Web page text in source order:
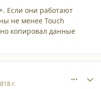
Если они работают
не менее Touch
копировал данные
18 г.